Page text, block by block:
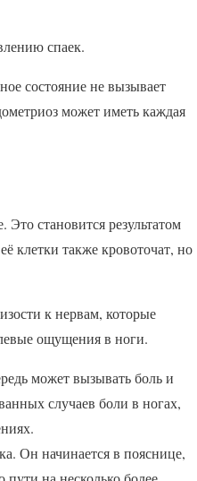
спаек.
состояние не вызывает
может иметь каждая
становится результатом
клетки также кровоточат, но
к нервам, которые
ощущения в ноги.
может вызывать боль и
случаев боли в ногах,
Он начинается в пояснице,